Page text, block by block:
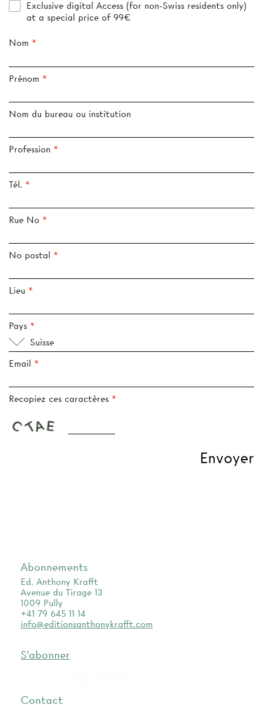
Exclusive digital Access (for non-Swiss residents only)
at a special price of 99€
Nom
Prénom
Nom du bureau ou institution
Profession
Tél.
Rue No
No postal
Lieu
Pays
Suisse
Email
Recopiez ces caractères
Abonnements
Ed. Anthony Krafft
Avenue du Tirage 13
1009 Pully
+41 79 645 11 14
info@editionsanthonykrafft.com
S'abonner
Contact